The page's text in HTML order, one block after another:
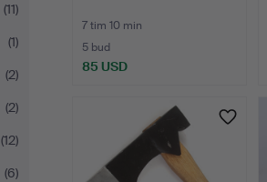
(11)
(1)
(2)
(2)
(12)
(6)
7 tim 10 min
5 bud
85 USD